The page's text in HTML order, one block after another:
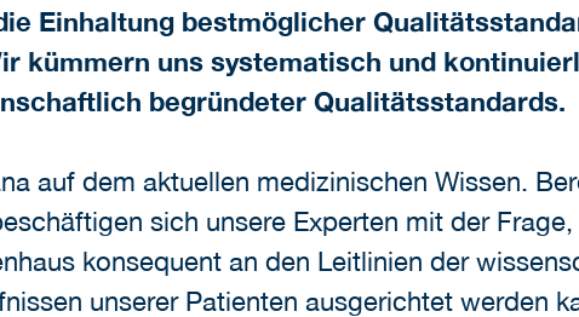
Einhaltung bestmöglicher
kümmern uns systematisch und
begründeter Qualitätsstandards.
auf dem aktuellen medizinischen Wissen.
sich unsere Experten mit der
konsequent an den Leitlinien der
unserer Patienten ausgerichtet werden